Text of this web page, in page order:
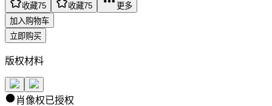
收藏75 收藏75
更多
加入购物车
立即购买
版权材料
肖像权已授权